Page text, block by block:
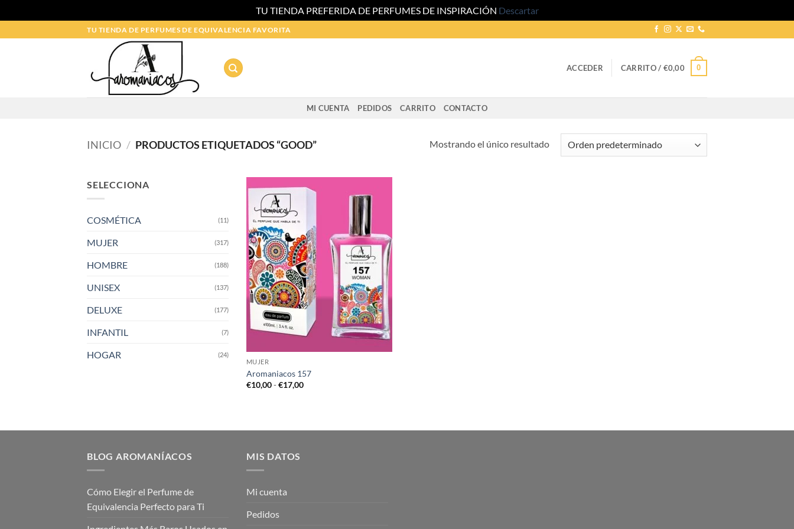
TU TIENDA PREFERIDA DE PERFUMES DE INSPIRACIÓN Descartar
al
TU TIENDA DE PERFUMES DE EQUIVALENCIA FAVORITA
ACCEDER CARRITO / €0,00 0
MI CUENTA PEDIDOS CARRITO CONTACTO
INICIO / PRODUCTOS ETIQUETADOS “GOOD” Mostrando el único resultado
SELECCIONA
COSMÉTICA (11)
MUJER (317)
HOMBRE (188)
UNISEX (137)
DELUXE (177)
INFANTIL (7)
HOGAR
(24)
MUJER
Aromaniacos 157
€10,00-€17,00Rango
€17,00
BLOG AROMANÍACOS
Cómo Elegir el Perfume de
Equivalencia Perfecto para Ti
MIS DATOS
Mi cuenta
Pedidos